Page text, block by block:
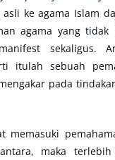
ke agama Islam
agama yang tidak
sekaligus.
itulah sebuah
pada
memasuki
maka